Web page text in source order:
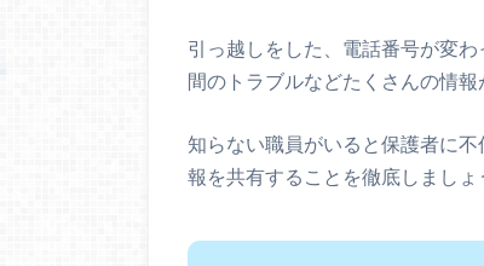
引っ越しをした、電話番号が変
間のトラブルなどたくさんの情報
知らない職員がいると保護者に
報を共有することを徹底しましょ